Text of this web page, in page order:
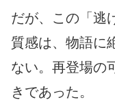
だが、この「逃
質感は、物語に
ない。再登場の
きであった。